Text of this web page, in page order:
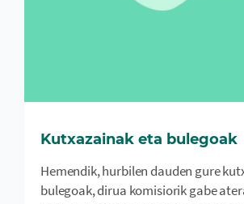
Kutxazainak eta bulegoak
Hemendik, hurbilen dauden gure
bulegoak, dirua komisiorik gabe